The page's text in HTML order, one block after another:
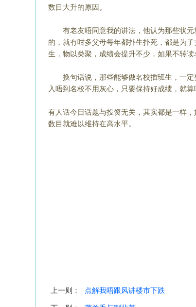
数目大升的原因。
有老友唔同意我的讲法，他认为那些状元
的，就冇咁多父母每年都扑生扑死，都是为子
生，物以类聚，成绩会提升不少， 如果不转读
换句话说，那些能够做名校插班生，一定
入唔到名校不用灰心， 只要保持好成绩，就
有人话今日话题与投资无关，其实都是一样
数目就难以维持在高水平。
上一则： 点解我唔跟风讲楼市下跌